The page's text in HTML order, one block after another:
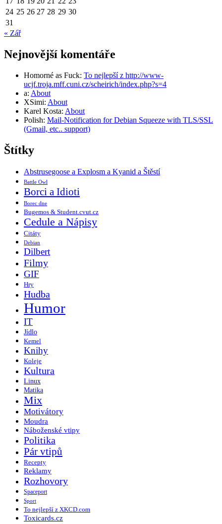
24 25 26 27 28 29 30
31
« Zář
Nejnovější komentáře
Homorné as Fuck: To nejlepší z http://www-
ucjf.troja.mff.cuni.cz/scheirich/index.php?s=4
a: About
XSimi: About
Karel Kosta: About
Polish: Mail-Notification for Debian Squeeze with TLS/SSL
(Gmail, etc.. support)
Štítky
Abstrusegoose a Explosm a Kyanid a Štěstí
Battle Owl
Borci a Idioti
Borec dne
Bugemos & Student.cvut.cz
Cedule a Nápisy
Citáty
Debian
Dilbert
Filmy
GIF
Hry
Hudba
Humor
IT
Jídlo
Kemel
Knihy
Koleje
Kultura
Linux
Matika
Mix
Motivátory
Moudra
Náboženské vtipy
Politika
Pár vtipů
Recepty
Reklamy
Rozhovory
Spaceport
Sport
To nejlepší z XKCD.com
Toxicards.cz